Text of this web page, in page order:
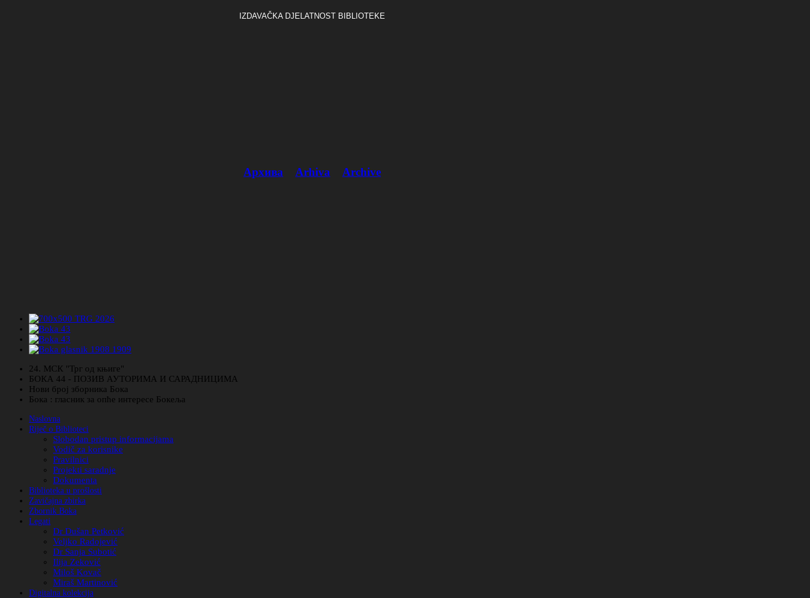
IZDAVAČKA DJELATNOST BIBLIOTEKE
Архива Arhiva Archive
24. МСК "Трг од књиге"
БОКА 44 - ПОЗИВ АУТОРИМА И САРАДНИЦИМА
Нови број зборника Бока
Бока : гласник за опће интересе Бокеља
Naslovna
Riječ o Biblioteci
Slobodan pristup informacijama
Vodič za korisnike
Pravilnici
Projekti saradnje
Dokumenta
Biblioteka u prošlosti
Zavičajna zbirka
Zbornik Boka
Legati
Dr Dušan Petković
Veljko Radojević
Dr Sanja Subotić
Ilija Zeković
Miloš Kovač
Miraš Martinović
Digitalna kolekcija